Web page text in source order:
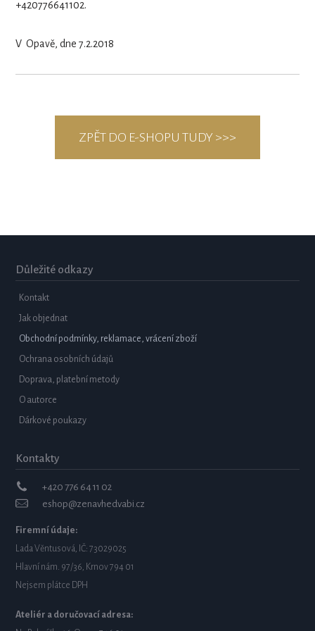
+420776641102.
V Opavě, dne 7.2.2018
ZPĚT DO E-SHOPU TUDY >>>
Důležité odkazy
Kontakt
Jak objednat
Obchodní podmínky, reklamace, vrácení zboží
Ochrana osobních údajů
Doprava, platební metody
O autorce
Dárkové poukazy
Kontakty
+420 776 64 11 02
eshop@zenavhedvabi.cz
Firemní údaje:
Lada Věntusová, IČ: 73029025
Hlavní nám. 97/36, Krnov 794 01
Nejsem plátce DPH
Ateliér a doručovací adresa: